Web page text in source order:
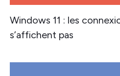
Windows 11 : les
s’affichent pas